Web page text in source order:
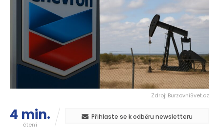
Zdroj: BurzovniSvet.cz
4 min.
čtení
Přihlaste se k odběru newsletteru